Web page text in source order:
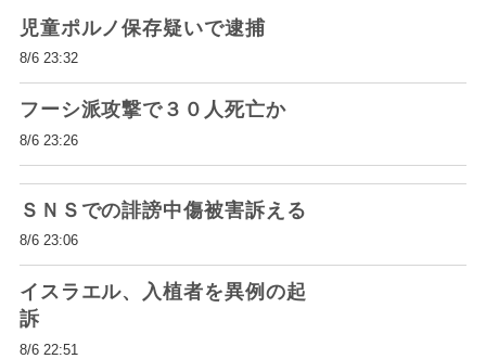
児童ポルノ保存疑いで逮捕
8/6 23:32
フーシ派攻撃で３０人死亡か
8/6 23:26
ＳＮＳでの誹謗中傷被害訴える
8/6 23:06
イスラエル、入植者を異例の起
訴
8/6 22:51